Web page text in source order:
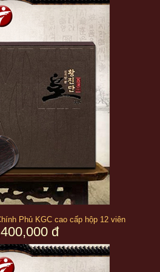
tiếng: Tập đoàn KGC.
Phủ KGC cao cấp hộp 12 viên
đ